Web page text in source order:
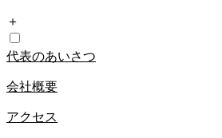
＋
代表のあいさつ
会社概要
アクセス